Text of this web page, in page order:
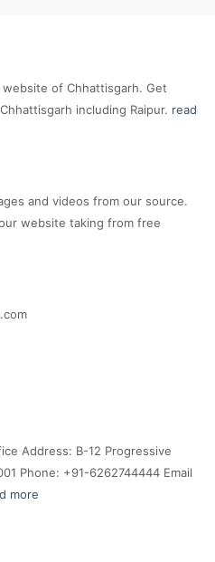
of Chhattisgarh. Get
including Raipur. read
and videos from our source.
website taking from free
Address: B-12 Progressive
Phone: +91-6262744444 Email
more